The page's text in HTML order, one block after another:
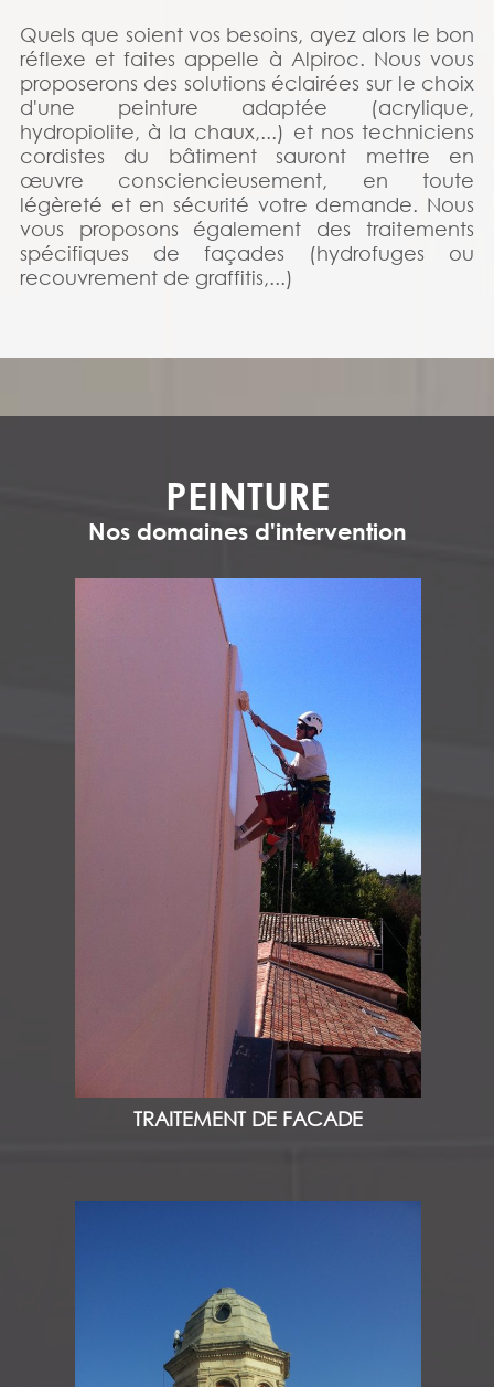
Quels que soient vos besoins, ayez alors le bon
réflexe et faites appelle à Alpiroc. Nous vous
proposerons des solutions éclairées sur le choix
d'une peinture adaptée (acrylique,
hydropiolite, à la chaux,...) et nos techniciens
cordistes du bâtiment sauront mettre en
œuvre consciencieusement, en toute
légèreté et en sécurité votre demande. Nous
vous proposons également des traitements
spécifiques de façades (hydrofuges ou
recouvrement de graffitis,...)
PEINTURE
Nos domaines d'intervention
TRAITEMENT DE FACADE